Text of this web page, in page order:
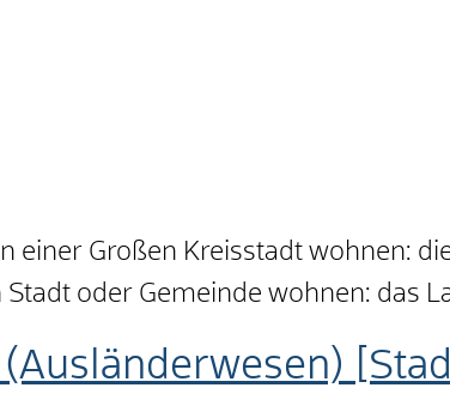
einer Großen Kreisstadt wohnen:
oder Gemeinde wohnen: das